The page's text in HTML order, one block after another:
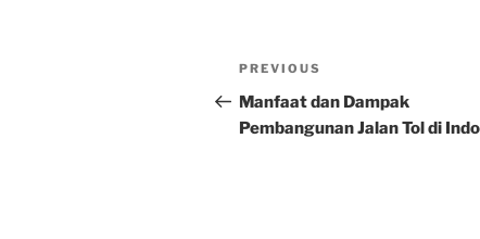
Post
navigation
Previous
Post
PREVIOUS
Manfaat dan Dampak
Pembangunan Jalan Tol di